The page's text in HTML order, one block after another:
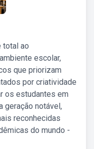
total ao
escolar,
que priorizam
por criatividade
os estudantes em
geração notável,
reconhecidas
do mundo -